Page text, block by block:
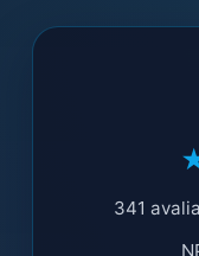
341